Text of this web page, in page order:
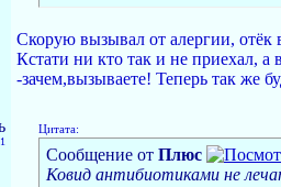
Скорую вызывал от алергии, отёк
Кстати ни кто так и не приехал,
-зачем,вызываете! Теперь так же
Цитата:
Сообщение от Плюс
Ковид антибиотиками не